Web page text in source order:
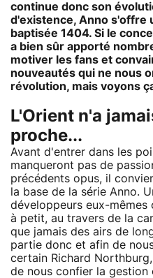
continue donc son
d'existence, Anno s'offre
baptisée 1404. Si le
a bien sûr apporté
motiver les fans et
nouveautés qui ne nous
révolution, mais voyons
L'Orient n'a
proche...
Avant d'entrer dans les
manqueront pas de
précédents opus, il
la base de la série Anno.
développeurs eux-
à petit, au travers de la
que jamais des airs de
partie donc et afin de
certain Richard
de nous confier la gestion